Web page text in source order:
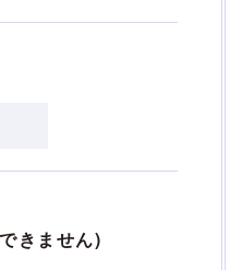
きません)